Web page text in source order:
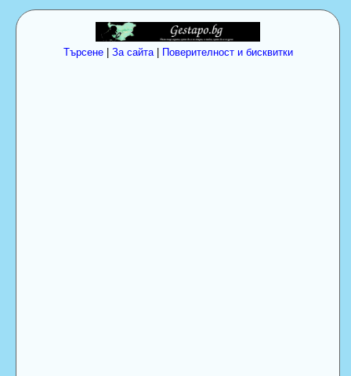
Търсене| За сайта| Поверителност и бисквитки